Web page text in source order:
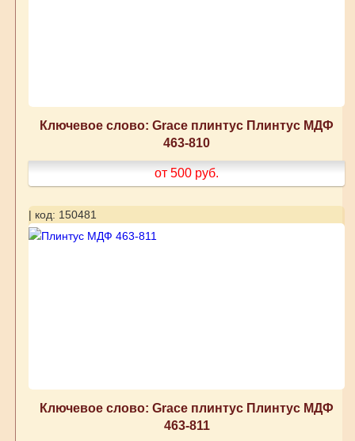
Ключевое слово: Grace плинтус Плинтус МДФ
463-810
от 500 руб.
| код: 150481
Ключевое слово: Grace плинтус Плинтус МДФ
463-811